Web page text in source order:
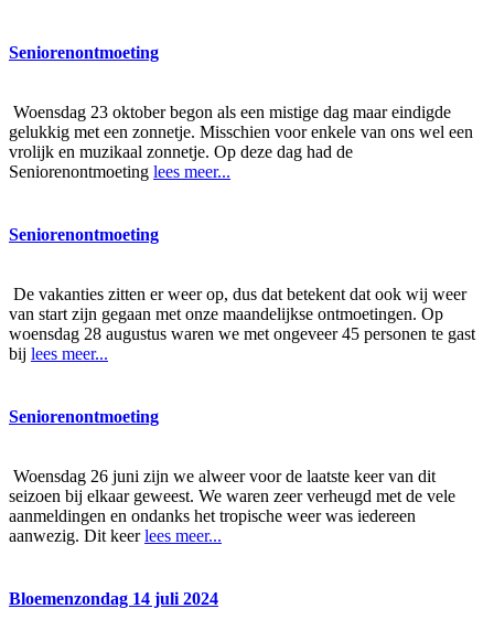
Seniorenontmoeting
Woensdag 23 oktober begon als een mistige dag maar eindigde
gelukkig met een zonnetje. Misschien voor enkele van ons wel een
vrolijk en muzikaal zonnetje. Op deze dag had de
Seniorenontmoeting lees meer...
Seniorenontmoeting
De vakanties zitten er weer op, dus dat betekent dat ook wij weer
van start zijn gegaan met onze maandelijkse ontmoetingen. Op
woensdag 28 augustus waren we met ongeveer 45 personen te gast
bij lees meer...
Seniorenontmoeting
Woensdag 26 juni zijn we alweer voor de laatste keer van dit
seizoen bij elkaar geweest. We waren zeer verheugd met de vele
aanmeldingen en ondanks het tropische weer was iedereen
aanwezig. Dit keerlees meer...
Bloemenzondag 14 juli 2024